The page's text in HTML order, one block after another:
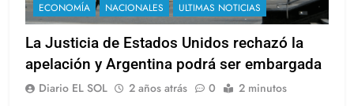
ECONOMÍA NACIONALES ULTIMAS NOTICIAS
La Justicia de Estados Unidos rechazó la
apelación y Argentina podrá ser embargada
Diario EL SOL 2 años atrás 0 2 minutos